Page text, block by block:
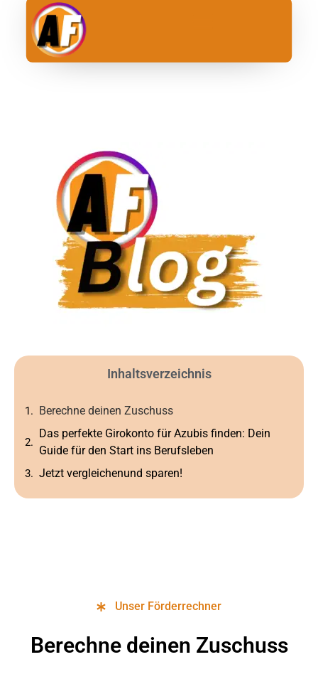
Inhaltsverzeichnis
Berechne deinen Zuschuss
Das perfekte Girokonto für Azubis finden: Dein
Guide für den Start ins Berufsleben
Jetzt vergleichenund sparen!
Unser Förderrechner
Berechne deinen Zuschuss